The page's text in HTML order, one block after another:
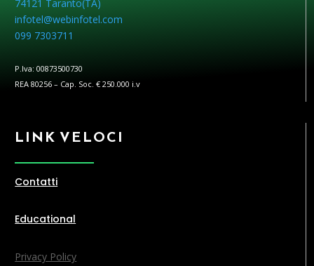
74121 Taranto(TA)
infotel@webinfotel.com
099 7303711
P.Iva: 00873500730
REA 80256 – Cap. Soc. € 250.000 i.v
LINK VELOCI
Contatti
Educational
Privacy Policy